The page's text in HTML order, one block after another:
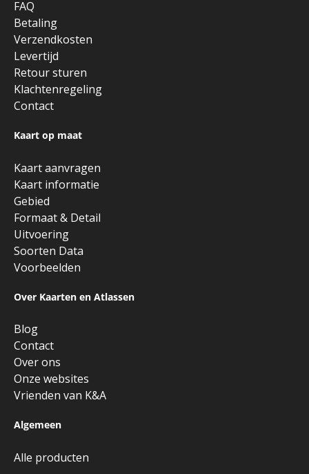
FAQ
Betaling
Verzendkosten
Levertijd
Retour sturen
Klachtenregeling
Contact
Kaart op maat
Kaart aanvragen
Kaart informatie
Gebied
Formaat & Detail
Uitvoering
Soorten Data
Voorbeelden
Over Kaarten en Atlassen
Blog
Contact
Over ons
Onze websites
Vrienden van K&A
Algemeen
Alle producten